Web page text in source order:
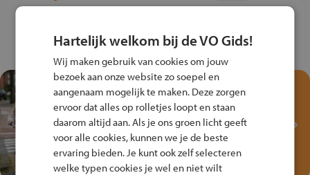
Test je kennis met het
Fiets Veilig
Verkeersspel!
Speel het Fiets Veilig Verkeersspel
en win een Cortina-fiets!
Hartelijk welkom bij de VO Gids!
Wij maken gebruik van cookies om jouw
bezoek aan onze website zo soepel en
aangenaam mogelijk te maken. Deze zorgen
ervoor dat alles op rolletjes loopt en staan
daarom altijd aan. Als je ons groen licht geeft
voor alle cookies, kunnen we je de beste
ervaring bieden. Je kunt ook zelf selecteren
welke typen cookies je wel en niet wilt